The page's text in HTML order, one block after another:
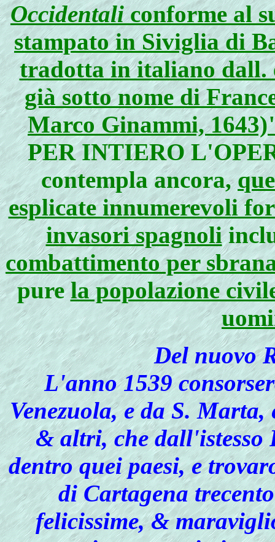
Occidentaliconforme al
stampato in Siviglia di
tradotta in italiano dall.
già sotto nome di
Marco Ginammi,
PER INTIERO
contempla ancora,
esplicate innumerevoli
invasori spagnoli
combattimento per
purela popolazione
Del nuovo
L'anno 1539
Venezuola, e da S.
& altri, che dall'istesso
dentro quei paesi, e
di Cartagena
felicissime, &